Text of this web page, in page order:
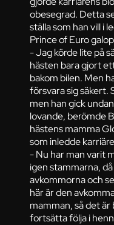
obesegrad. Detta
ställa som han vill i
Prince of Euro
- Jag körde lite på
hästen bara gjort
bakom bilen. Men
försvara sig säkert.
men han gick
lovande, berömde
hästens mamma
som inledde
- Nu har man varit
igen stammarna,
avkommorna och
här är den
mamman, så det
fortsätta följa i